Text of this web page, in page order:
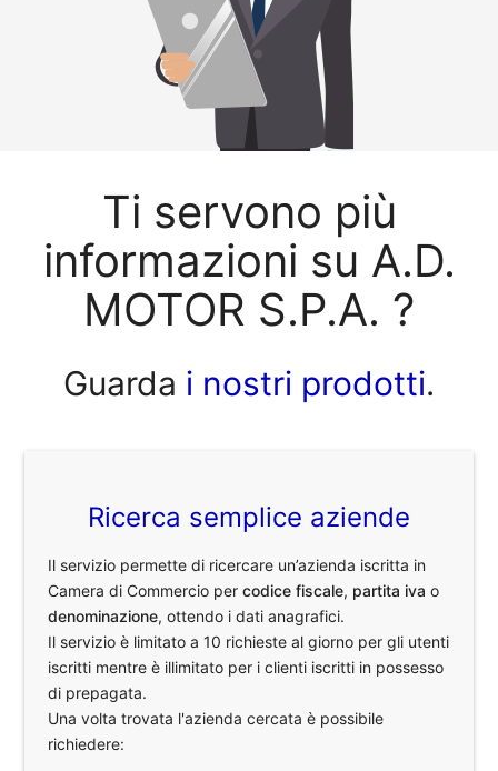
Ti servono più
informazioni su A.D.
MOTOR S.P.A. ?
Guarda i nostri prodotti.
Ricerca semplice aziende
Il servizio permette di ricercare un’azienda iscritta in
Camera di Commercio percodice fiscale, partita iva o
denominazione, ottendo i dati anagrafici.
Il servizio è limitato a 10 richieste al giorno per gli utenti
iscritti mentre è illimitato per i clienti iscritti in possesso
di prepagata.
Una volta trovata l'azienda cercata è possibile
richiedere: